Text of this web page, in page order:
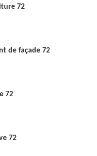
72
de façade 72
72
72